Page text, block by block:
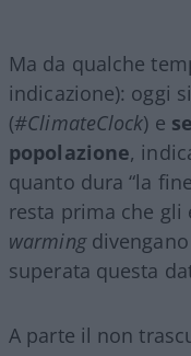
Ma da qualche
indicazione): oggi
(#ClimateClock) e
popolazione,
quanto dura “la
resta prima che
warming
superata questa
A parte il non